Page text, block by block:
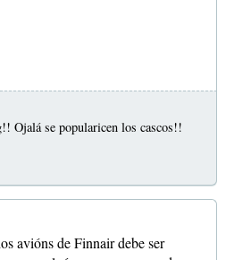
Ojalá se popularicen los cascos!!
avións de Finnair debe ser